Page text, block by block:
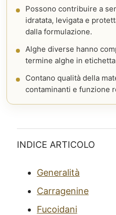
Possono contribuire a
idratata, levigata e
dalla formulazione.
Alghe diverse hanno
termine alghe in
Contano qualità della
contaminanti e funzione
INDICE ARTICOLO
Generalità
Carragenine
Fucoidani